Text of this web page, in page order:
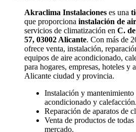
Akraclima Instalaciones es una
que proporciona instalación de
servicios de climatización en C.
57, 03002 Alicante. Con más de
ofrece venta, instalación,
equipos de aire acondicionado,
para hogares, empresas, hoteles y
Alicante ciudad y provincia.
Instalación y mantenimiento
acondicionado y calefacción.
Reparación de aparatos de
Venta de productos de
mercado.